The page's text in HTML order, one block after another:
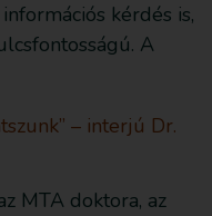
kérdés is,
A
– interjú Dr.
MTA doktora, az